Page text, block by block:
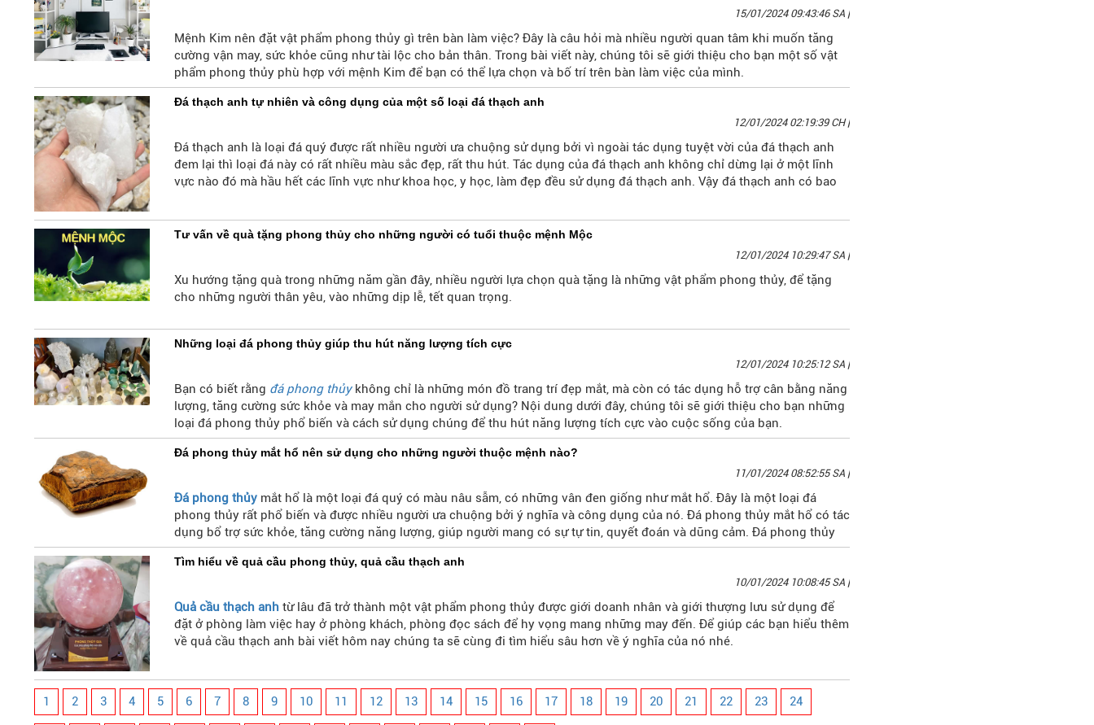
15/01/2024 09:43:46 SA |
Mệnh Kim nên đặt vật phẩm phong thủy gì trên bàn làm việc? Đây là câu hỏi mà nhiều người quan tâm khi muốn tăng
cường vận may, sức khỏe cũng như tài lộc cho bản thân. Trong bài viết này, chúng tôi sẽ giới thiệu cho bạn một số vật
phẩm phong thủy phù hợp với mệnh Kim để bạn có thể lựa chọn và bố trí trên bàn làm việc của mình.
Đá thạch anh tự nhiên và công dụng của một số loại đá thạch anh
12/01/2024 02:19:39 CH|
Đá thạch anh là loại đá quý được rất nhiều người ưa chuộng sử dụng bởi vì ngoài tác dụng tuyệt vời của đá thạch anh
đem lại thì loại đá này có rất nhiều màu sắc đẹp, rất thu hút. Tác dụng của đá thạch anh không chỉ dừng lại ở một lĩnh
vực nào đó mà hầu hết các lĩnh vực như khoa học, y học, làm đẹp đều sử dụng đá thạch anh. Vậy đá thạch anh có bao
Tư vấn về quà tặng phong thủy cho những người có tuổi thuộc mệnh Mộc
12/01/2024 10:29:47 SA |
Xu hướng tặng quà trong những năm gần đây, nhiều người lựa chọn quà tặng là những vật phẩm phong thủy, để tặng
cho những người thân yêu, vào những dịp lễ, tết quan trọng.
Những loại đá phong thủy giúp thu hút năng lượng tích cực
12/01/2024 10:25:12 SA |
Bạn có biết rằng đá phong thủykhông chỉ là những món đồ trang trí đẹp mắt, mà còn có tác dụng hỗ trợ cân bằng năng
lượng, tăng cường sức khỏe và may mắn cho người sử dụng? Nội dung dưới đây, chúng tôi sẽ giới thiệu cho bạn những
loại đá phong thủy phổ biến và cách sử dụng chúng để thu hút năng lượng tích cực vào cuộc sống của bạn.
Đá phong thủy mắt hổ nên sử dụng cho những người thuộc mệnh nào?
11/01/2024 08:52:55 SA |
Đá phong thủy mắt hổ là một loại đá quý có màu nâu sẫm, có những vân đen giống như mắt hổ. Đây là một loại đá
phong thủy rất phổ biến và được nhiều người ưa chuộng bởi ý nghĩa và công dụng của nó. Đá phong thủy mắt hổ có tác
dụng bổ trợ sức khỏe, tăng cường năng lượng, giúp người mang có sự tự tin, quyết đoán và dũng cảm. Đá phong thủy
mắt hổ cũng có thể mang lại may mắn, tài lộc và bình an cho người sử dụng.
Tìm hiểu về quả cầu phong thủy, quả cầu thạch anh
10/01/2024 10:08:45 SA |
Quả cầu thạch anh từ lâu đã trở thành một vật phẩm phong thủy được giới doanh nhân và giới thượng lưu sử dụng để
đặt ở phòng làm việc hay ở phòng khách, phòng đọc sách để hy vọng mang những may đến. Để giúp các bạn hiểu thêm
về quả cầu thạch anh bài viết hôm nay chúng ta sẽ cùng đi tìm hiểu sâu hơn về ý nghĩa của nó nhé.
1 2 3 4 5 6 7 8 9 10 11 12 13 14 15 16 17 18 19 20 21 22 23 24